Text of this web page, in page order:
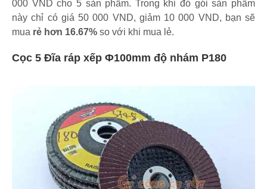
000 VND cho 5 sản phẩm. Trong khi đó gói sản phẩm
này chỉ có giá 50 000 VND, giảm 10 000 VND, bạn sẽ
mua rẻ hơn 16.67% so với khi mua lẻ.
Cọc 5 Đĩa ráp xếp Φ100mm độ nhám P180